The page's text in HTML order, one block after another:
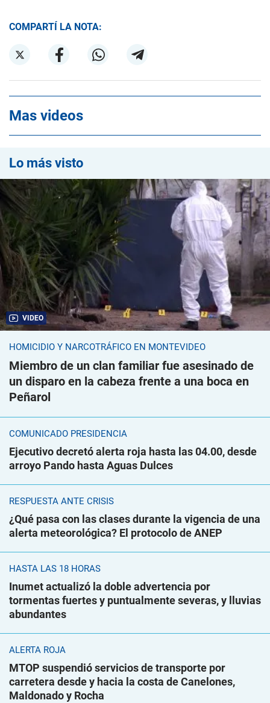
COMPARTÍ LA NOTA:
Mas videos
Lo más visto
VIDEO
HOMICIDIO Y NARCOTRÁFICO EN MONTEVIDEO
Miembro de un clan familiar fue asesinado de
un disparo en la cabeza frente a una boca en
Peñarol
COMUNICADO PRESIDENCIA
Ejecutivo decretó alerta roja hasta las 04.00, desde
arroyo Pando hasta Aguas Dulces
RESPUESTA ANTE CRISIS
¿Qué pasa con las clases durante la vigencia de una
alerta meteorológica? El protocolo de ANEP
HASTA LAS 18 HORAS
Inumet actualizó la doble advertencia por
tormentas fuertes y puntualmente severas, y lluvias
abundantes
ALERTA ROJA
MTOP suspendió servicios de transporte por
carretera desde y hacia la costa de Canelones,
Maldonado y Rocha